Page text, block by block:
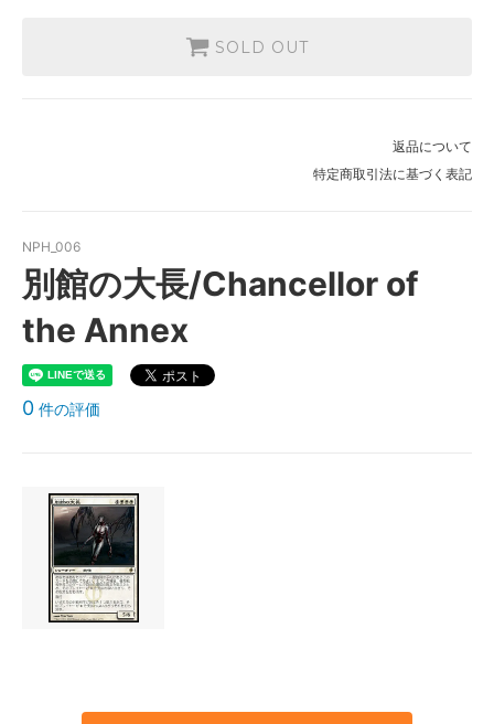
SOLD OUT
返品について
特定商取引法に基づく表記
NPH_006
別館の大長/Chancellor of
the Annex
0 件の評価